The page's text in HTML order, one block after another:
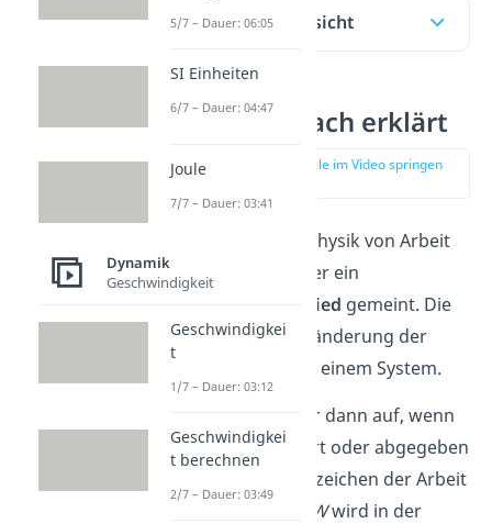
Inhaltsübersicht
Arbeit einfach erklärt
zur Stelle im Video springen
Wenn du in der Physik von Arbeit
sprichst, ist immer ein
Energieunterschied gemeint. Die
Arbeit ist die Veränderung der
Energiemenge in einem System.
Arbeit tritt immer dann auf, wenn
Energie zugeführt oder abgegeben
wird. Das Formelzeichen der Arbeit
Wwird in der
5/7 – Dauer: 06:05
SI Einheiten
6/7 – Dauer: 04:47
Joule
7/7 – Dauer: 03:41
Dynamik
Geschwindigkeit
Geschwindigkei
t
1/7 – Dauer: 03:12
Geschwindigkei
t berechnen
2/7 – Dauer: 03:49